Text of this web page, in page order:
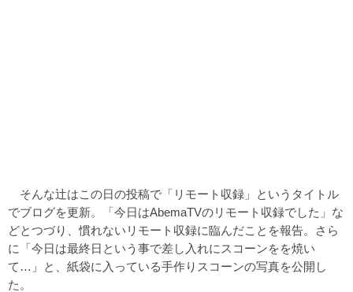
そんな辻はこの日の投稿で「リモート収録」というタイトル
でブログを更新。「今日はAbemaTVのリモート収録でした」な
どとつづり、慣れないリモート収録に臨んだことを報告。さら
に「今日は最終日という事で差し入れにスコーンをを焼い
て…」と、紙袋に入っている手作りスコーンの写真を公開し
た。